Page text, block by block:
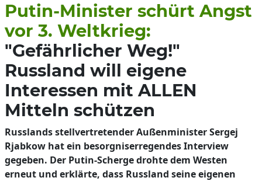
Putin-Minister schürt Angst
vor 3. Weltkrieg:
"Gefährlicher Weg!"
Russland will eigene
Interessen mit ALLEN
Mitteln schützen
Russlands stellvertretender Außenminister Sergej
Rjabkow hat ein besorgniserregendes Interview
gegeben. Der Putin-Scherge drohte dem Westen
erneut und erklärte, dass Russland seine eigenen